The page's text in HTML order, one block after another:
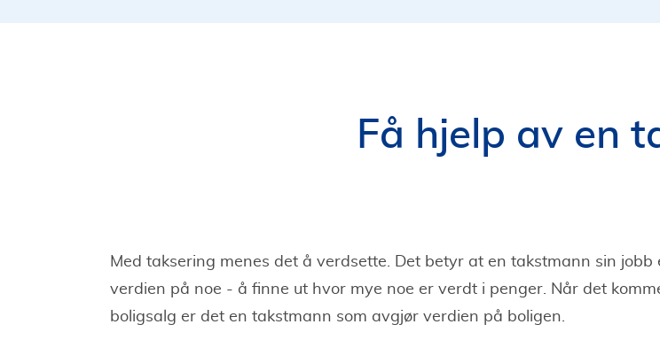
Få hjelp av en
Med taksering menes det å verdsette. Det betyr at en takstmann sin jobb
verdien på noe - å finne ut hvor mye noe er verdt i penger. Når det
boligsalg er det en takstmann som avgjør verdien på boligen.